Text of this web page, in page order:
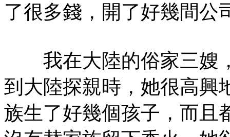
了很多錢，開了好幾間公
我在大陸的俗家三嫂
到大陸探親時，她很高興
族生了好幾個孩子，而且